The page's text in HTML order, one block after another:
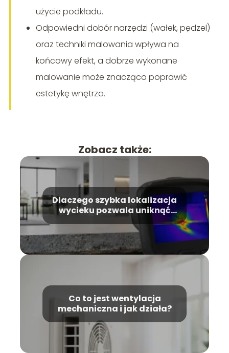
użycie podkładu.
Odpowiedni dobór narzędzi (wałek, pędzel)
oraz techniki malowania wpływa na
końcowy efekt, a dobrze wykonane
malowanie może znacząco poprawić
estetykę wnętrza.
Zobacz także:
Dlaczego szybka lokalizacja
wycieku pozwala uniknąć
kosztownego remontu?
Co to jest wentylacja
mechaniczna i jak działa?